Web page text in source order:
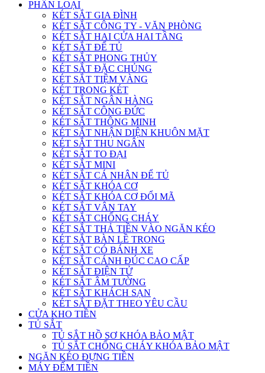
PHÂN LOẠI
KÉT SẮT GIA ĐÌNH
KÉT SẮT CÔNG TY - VĂN PHÒNG
KÉT SẮT HAI CỬA HAI TẦNG
KÉT SẮT ĐỂ TỦ
KÉT SẮT PHONG THỦY
KÉT SẮT ĐẶC CHỦNG
KÉT SẮT TIỆM VÀNG
KÉT TRONG KÉT
KÉT SẮT NGÂN HÀNG
KÉT SẮT CÔNG ĐỨC
KÉT SẮT THÔNG MINH
KÉT SẮT NHẬN DIỆN KHUÔN MẶT
KÉT SẮT THU NGÂN
KÉT SẮT TO ĐẠI
KÉT SẮT MINI
KÉT SẮT CÁ NHÂN ĐỂ TỦ
KÉT SẮT KHÓA CƠ
KÉT SẮT KHÓA CƠ ĐỔI MÃ
KÉT SẮT VÂN TAY
KÉT SẮT CHỐNG CHÁY
KÉT SẮT THẢ TIỀN VÀO NGĂN KÉO
KÉT SẮT BÀN LỀ TRONG
KÉT SẮT CÓ BÁNH XE
KÉT SẮT CÁNH ĐÚC CAO CẤP
KÉT SẮT ĐIỆN TỬ
KÉT SẮT ÂM TƯỜNG
KÉT SẮT KHÁCH SẠN
KÉT SẮT ĐẶT THEO YÊU CẦU
CỬA KHO TIỀN
TỦ SẮT
TỦ SẮT HỒ SƠ KHÓA BẢO MẬT
TỦ SẮT CHỐNG CHÁY KHÓA BẢO MẬT
NGĂN KÉO ĐỰNG TIỀN
MÁY ĐẾM TIỀN